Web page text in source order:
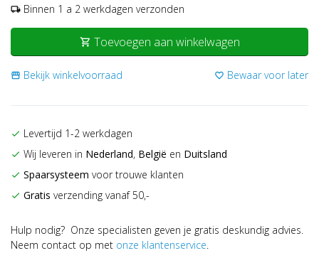
local_shipping Binnen 1 a 2 werkdagen verzonden
shopping_cart Toevoegen aan winkelwagen
storefront Bekijk winkelvoorraad favorite_border Bewaar voor later
check Levertijd 1-2 werkdagen
check Wij leveren in Nederland, België en Duitsland
check Spaarsysteem voor trouwe klanten
check Gratis verzending vanaf 50,-
Hulp nodig? Onze specialisten geven je gratis deskundig advies.
Neem contact op met onze klantenservice.